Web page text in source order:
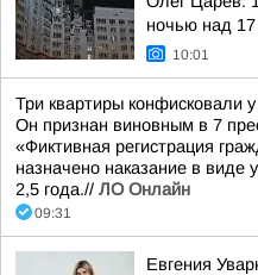
ночью над
10:01
Три квартиры конфисковали
Он признан виновным в 7
«Фиктивная регистрация
назначено наказание в виде
2,5 года.// ЛО Онлайн
09:31
Евгения